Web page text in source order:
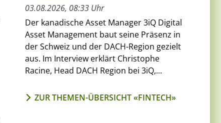
03.08.2026, 08:33 Uhr
Der kanadische Asset Manager 3iQ Digital
Asset Management baut seine Präsenz in
der Schweiz und der DACH-Region gezielt
aus. Im Interview erklärt Christophe
Racine, Head DACH Region bei 3iQ,...
ZUR THEMEN-ÜBERSICHT «FINTECH»